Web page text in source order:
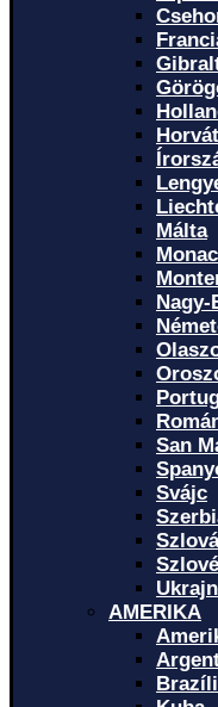
Málta
San
Svájc
AMERIKA